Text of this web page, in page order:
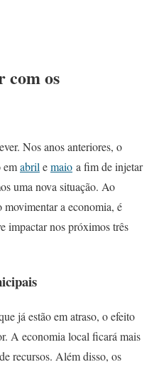
com os
Nos anos anteriores, o
emabril emaio a fim de injetar
uma nova situação. Ao
movimentar a economia, é
impactar nos próximos três
já estão em atraso, o efeito
A economia local ficará mais
recursos. Além disso, os